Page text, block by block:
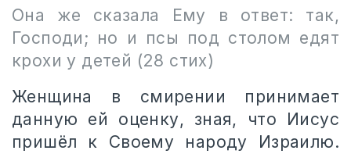
Она же сказала Ему в ответ: так,
Господи; но и псы под столом едят
крохи у детей (28 стих)
Женщина в смирении принимает
данную ей оценку, зная, что Иисус
пришёл к Своему народу Израилю.